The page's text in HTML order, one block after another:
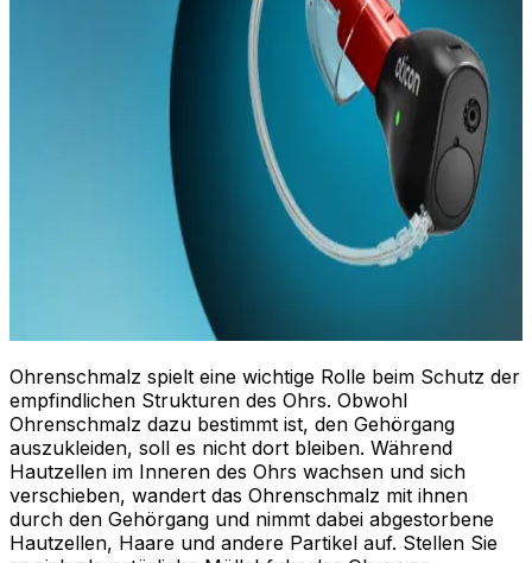
Ohrenschmalz spielt eine wichtige Rolle beim Schutz der
empfindlichen Strukturen des Ohrs. Obwohl
Ohrenschmalz dazu bestimmt ist, den Gehörgang
auszukleiden, soll es nicht dort bleiben. Während
Hautzellen im Inneren des Ohrs wachsen und sich
verschieben, wandert das Ohrenschmalz mit ihnen
durch den Gehörgang und nimmt dabei abgestorbene
Hautzellen, Haare und andere Partikel auf. Stellen Sie